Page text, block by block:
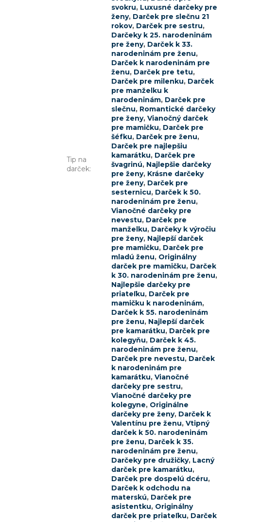
Tip na
darček:
svokru, Luxusné darčeky pre
ženy, Darček pre slečnu 21
rokov, Darček pre sestru,
Darčeky k 25. narodeninám
pre ženy, Darček k 33.
narodeninám pre ženu,
Darček k narodeninám pre
ženu, Darček pre tetu,
Darček pre milenku, Darček
pre manželku k
narodeninám, Darček pre
slečnu, Romantické darčeky
pre ženy, Vianočný darček
pre mamičku, Darček pre
šéfku, Darček pre ženu,
Darček pre najlepšiu
kamarátku, Darček pre
švagrinú, Najlepšie darčeky
pre ženy, Krásne darčeky
pre ženy, Darček pre
sesternicu, Darček k 50.
narodeninám pre ženu,
Vianočné darčeky pre
nevestu, Darček pre
manželku, Darčeky k výročiu
pre ženy, Najlepší darček
pre mamičku, Darček pre
mladú ženu, Originálny
darček pre mamičku, Darček
k 30. narodeninám pre ženu,
Najlepšie darčeky pre
priateľku, Darček pre
mamičku k narodeninám,
Darček k 55. narodeninám
pre ženu, Najlepší darček
pre kamarátku, Darček pre
kolegyňu, Darček k 45.
narodeninám pre ženu,
Darček pre nevestu, Darček
k narodeninám pre
kamarátku, Vianočné
darčeky pre sestru,
Vianočné darčeky pre
kolegyne, Originálne
darčeky pre ženy, Darček k
Valentínu pre ženu, Vtipný
darček k 50. narodeninám
pre ženu, Darček k 35.
narodeninám pre ženu,
Darčeky pre družičky, Lacný
darček pre kamarátku,
Darček pre dospelú dcéru,
Darček k odchodu na
materskú, Darček pre
asistentku, Originálny
darček pre priateľku, Darček